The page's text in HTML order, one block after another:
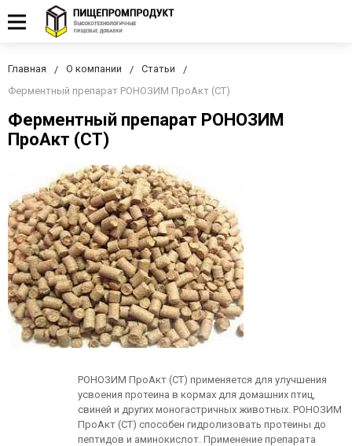
Главная О компании
Статьи
Ферментный препарат РОНОЗИМ ПроАкт (СТ)
Ферментный препарат РОНОЗИМ
ПроАкт (СТ)
РОНОЗИМ ПроАкт (СТ) применяется для улучшения
усвоения протеина в кормах для домашних птиц,
свиней и других моногастричных животных. РОНОЗИМ
ПроАкт (СТ) способен гидролизовать протеины до
пептидов и аминокислот. Применение препарата